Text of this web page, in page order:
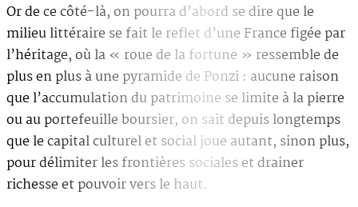
Or de ce côté-là, on pourra d’abord se dire que le
milieu littéraire se fait le reflet d’une France figée par
l’héritage, où la « roue de la fortune » ressemble de
plus en plus à une pyramide de Ponzi : aucune raison
que l’accumulation du patrimoine se limite à la pierre
ou au portefeuille boursier, on sait depuis longtemps
que le capital culturel et social joue autant, sinon plus,
pour délimiter les frontières sociales et drainer
richesse et pouvoir vers le haut.